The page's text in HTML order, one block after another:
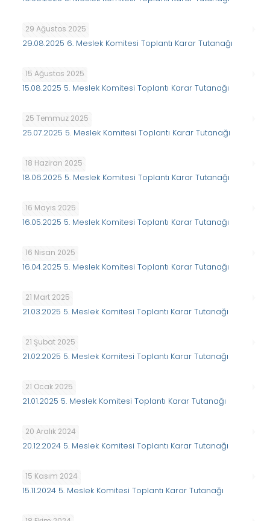
29 Ağustos 2025
29.08.2025 6. Meslek Komitesi Toplantı Karar Tutanağı
15 Ağustos 2025
15.08.2025 5. Meslek Komitesi Toplantı Karar Tutanağı
25 Temmuz 2025
25.07.2025 5. Meslek Komitesi Toplantı Karar Tutanağı
18 Haziran 2025
18.06.2025 5. Meslek Komitesi Toplantı Karar Tutanağı
16 Mayıs 2025
16.05.2025 5. Meslek Komitesi Toplantı Karar Tutanağı
16 Nisan 2025
16.04.2025 5. Meslek Komitesi Toplantı Karar Tutanağı
21 Mart 2025
21.03.2025 5. Meslek Komitesi Toplantı Karar Tutanağı
21 Şubat 2025
21.02.2025 5. Meslek Komitesi Toplantı Karar Tutanağı
21 Ocak 2025
21.01.2025 5. Meslek Komitesi Toplantı Karar Tutanağı
20 Aralık 2024
20.12.2024 5. Meslek Komitesi Toplantı Karar Tutanağı
15 Kasım 2024
15.11.2024 5. Meslek Komitesi Toplantı Karar Tutanağı